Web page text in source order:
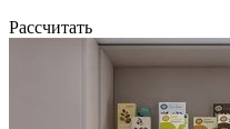
Рассчитать